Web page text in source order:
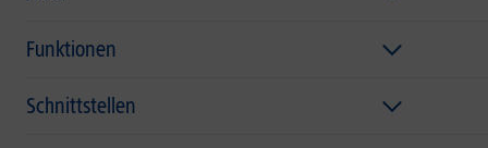
Funktionen
Schnittstellen